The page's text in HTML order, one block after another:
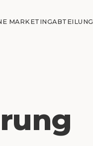
MARKETINGABTEILUNG